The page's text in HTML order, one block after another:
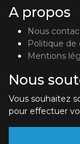
A propos
Nous
Politique de
Mentions
Nous
Vous souhaitez
pour effectuer